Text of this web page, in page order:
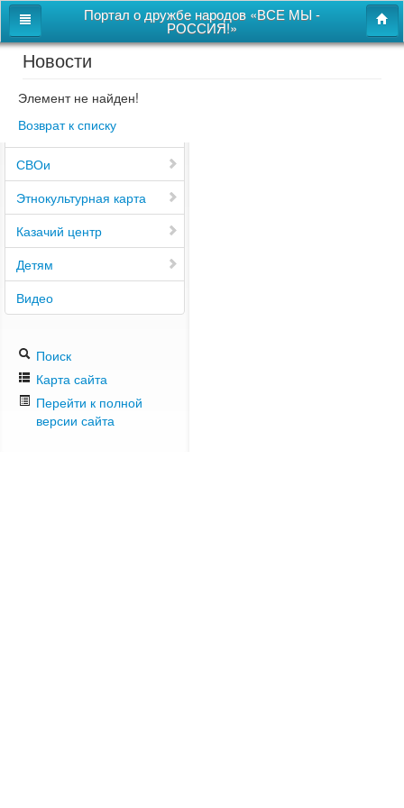
Портал о дружбе народов «ВСЕ МЫ -
РОССИЯ!»
Главная
Дом дружбы народов
Новости
СВОи
Этнокультурная карта
Казачий центр
Детям
Видео
Поиск
Карта сайта
Перейти к полной
версии сайта
Новости
Элемент не найден!
Возврат к списку